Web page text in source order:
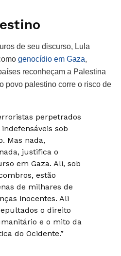
de seu discurso, Lula
genocídio em Gaza,
reconheçam a Palestina
povo palestino corre o risco de
perpetrados
sob
Mas nada,
justifica o
em Gaza. Ali, sob
estão
de milhares de
inocentes. Ali
o direito
e o mito da
do Ocidente.”